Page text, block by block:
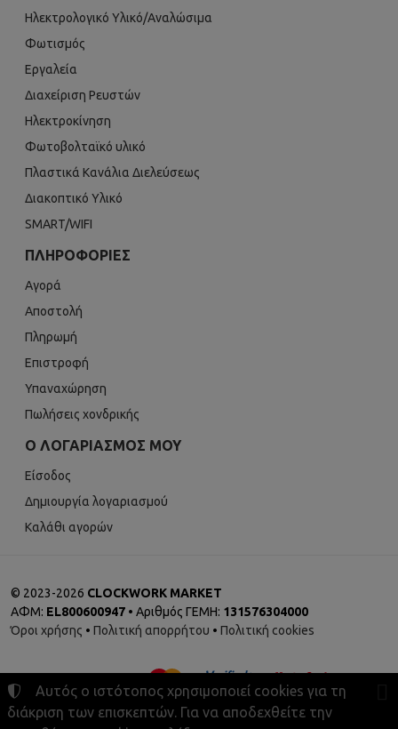
Ηλεκτρολογικό Υλικό/Αναλώσιμα
Φωτισμός
Εργαλεία
Διαχείριση Ρευστών
Ηλεκτροκίνηση
Φωτοβολταϊκό υλικό
Πλαστικά Κανάλια Διελεύσεως
Διακοπτικό Υλικό
SMART/WIFI
ΠΛΗΡΟΦΟΡΊΕΣ
Αγορά
Αποστολή
Πληρωμή
Επιστροφή
Υπαναχώρηση
Πωλήσεις χονδρικής
Ο ΛΟΓΑΡΙΑΣΜΌΣ ΜΟΥ
Είσοδος
Δημιουργία λογαριασμού
Καλάθι αγορών
© 2023-2026 CLOCKWORK MARKET
ΑΦΜ: EL800600947 • Αριθμός ΓΕΜΗ: 131576304000
Όροι χρήσης • Πολιτική απορρήτου • Πολιτική cookies
Αυτός ο ιστότοπος χρησιμοποιεί cookies για τη
διάκριση των επισκεπτών. Για να αποδεχθείτε την